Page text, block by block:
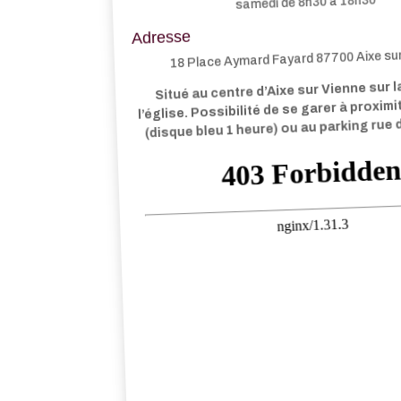
Adresse
18 Place Aymard Fayard 87700 Aixe
Situé au centre d’Aixe sur Vienne sur
l’église. Possibilité de se garer à
(disque bleu 1 heure) ou au parking rue